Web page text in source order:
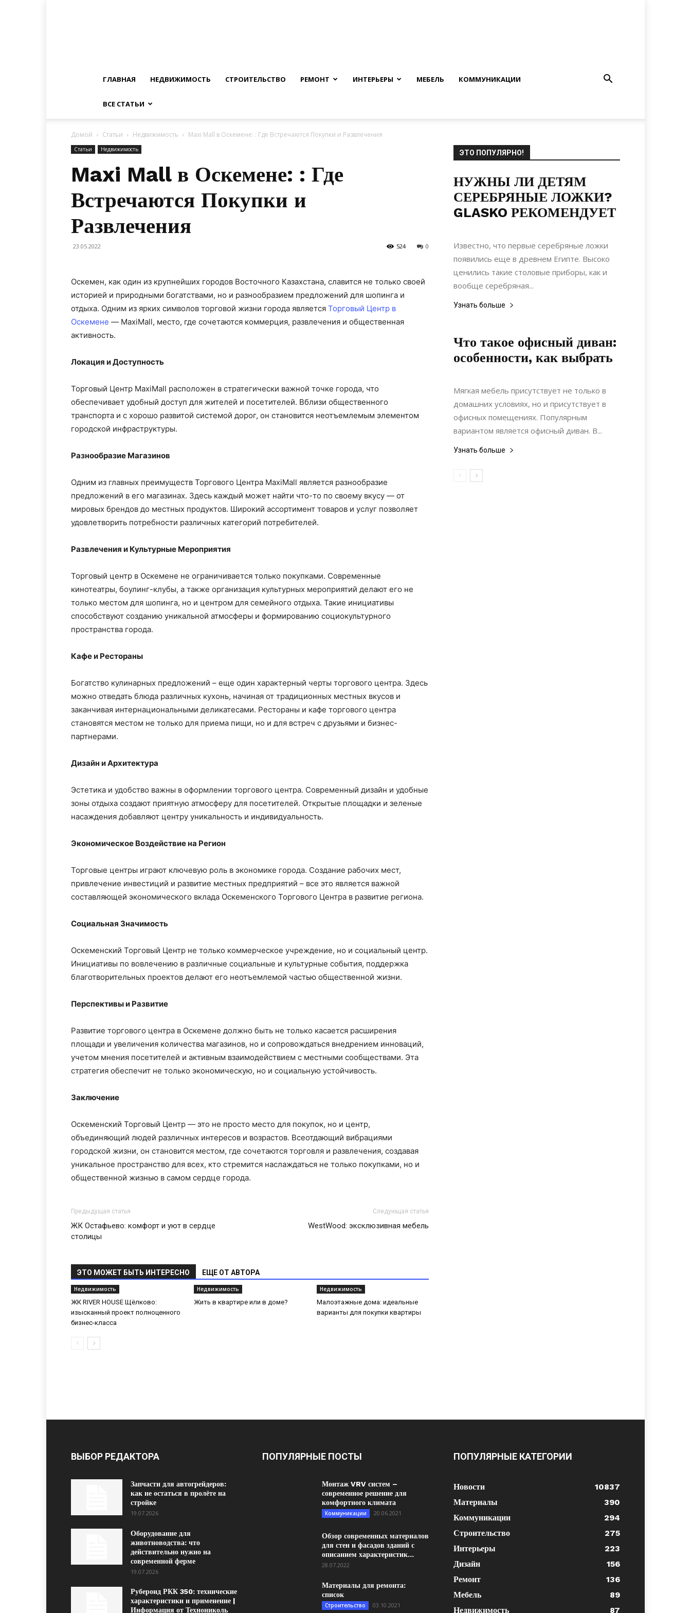
ГЛАВНАЯ НЕДВИЖИМОСТЬ СТРОИТЕЛЬСТВО РЕМОНТ ИНТЕРЬЕРЫ МЕБЕЛЬ КОММУНИКАЦИИ
ВСЕ СТАТЬИ
Домой Статьи Недвижимость Maxi Mall в Оскемене: : Где Встречаются Покупки и Развлечения
Статьи Недвижимость
Maxi Mall в Оскемене: : Где
Встречаются Покупки и
Развлечения
23.05.2022 0
524
Оскемен, как один из крупнейших городов Восточного Казахстана, славится не только своей
историей и природными богатствами, но и разнообразием предложений для шопинга и
отдыха. Одним из ярких символов торговой жизни города является Торговый Центр в
Оскемене — MaxiMall, место, где сочетаются коммерция, развлечения и общественная
активность.
Локация и Доступность
Торговый Центр MaxiMall расположен в стратегически важной точке города, что
обеспечивает удобный доступ для жителей и посетителей. Вблизи общественного
транспорта и с хорошо развитой системой дорог, он становится неотъемлемым элементом
городской инфраструктуры.
Разнообразие Магазинов
Одним из главных преимуществ Торгового Центра MaxiMall является разнообразие
предложений в его магазинах. Здесь каждый может найти что-то по своему вкусу — от
мировых брендов до местных продуктов. Широкий ассортимент товаров и услуг позволяет
удовлетворить потребности различных категорий потребителей.
Развлечения и Культурные Мероприятия
Торговый центр в Оскемене не ограничивается только покупками. Современные
кинотеатры, боулинг-клубы, а также организация культурных мероприятий делают его не
только местом для шопинга, но и центром для семейного отдыха. Такие инициативы
способствуют созданию уникальной атмосферы и формированию социокультурного
пространства города.
Кафе и Рестораны
Богатство кулинарных предложений – еще один характерный черты торгового центра. Здесь
можно отведать блюда различных кухонь, начиная от традиционных местных вкусов и
заканчивая интернациональными деликатесами. Рестораны и кафе торгового центра
становятся местом не только для приема пищи, но и для встреч с друзьями и бизнес-
партнерами.
Дизайн и Архитектура
Эстетика и удобство важны в оформлении торгового центра. Современный дизайн и удобные
зоны отдыха создают приятную атмосферу для посетителей. Открытые площадки и зеленые
насаждения добавляют центру уникальность и индивидуальность.
Экономическое Воздействие на Регион
Торговые центры играют ключевую роль в экономике города. Создание рабочих мест,
привлечение инвестиций и развитие местных предприятий – все это является важной
составляющей экономического вклада Оскеменского Торгового Центра в развитие региона.
Социальная Значимость
Оскеменский Торговый Центр не только коммерческое учреждение, но и социальный центр.
Инициативы по вовлечению в различные социальные и культурные события, поддержка
благотворительных проектов делают его неотъемлемой частью общественной жизни.
Перспективы и Развитие
Развитие торгового центра в Оскемене должно быть не только касается расширения
площади и увеличения количества магазинов, но и сопровождаться внедрением инноваций,
учетом мнения посетителей и активным взаимодействием с местными сообществами. Эта
стратегия обеспечит не только экономическую, но и социальную устойчивость.
Заключение
Оскеменский Торговый Центр — это не просто место для покупок, но и центр,
объединяющий людей различных интересов и возрастов. Всеотдающий вибрациями
городской жизни, он становится местом, где сочетаются торговля и развлечения, создавая
уникальное пространство для всех, кто стремится наслаждаться не только покупками, но и
общественной жизнью в самом сердце города.
Предыдущая статья
ЖК Остафьево: комфорт и уют в сердце
столицы
Следующая статья
WestWood: эксклюзивная мебель
ЭТО МОЖЕТ БЫТЬ ИНТЕРЕСНО ЕЩЕ ОТ АВТОРА
Недвижимость
ЖК RIVER HOUSE Щёлково:
изысканный проект полноценного
бизнес-класса
Недвижимость
Жить в квартире или в доме?
Недвижимость
Малоэтажные дома: идеальные
варианты для покупки квартиры
ЭТО ПОПУЛЯРНО!
НУЖНЫ ЛИ ДЕТЯМ
СЕРЕБРЯНЫЕ ЛОЖКИ?
GLASKO РЕКОМЕНДУЕТ
23.05.2019 0
Известно, что первые серебряные ложки
появились еще в древнем Египте. Высоко
ценились такие столовые приборы, как и
вообще серебряная...
Узнать больше
Что такое офисный диван:
особенности, как выбрать
26.05.2021 0
Мягкая мебель присутствует не только в
домашних условиях, но и присутствует в
офисных помещениях. Популярным
вариантом является офисный диван. В...
Узнать больше
ВЫБОР РЕДАКТОРА
Запчасти для автогрейдеров:
как не остаться в пролёте на
стройке
19.07.2026
Оборудование для
животноводства: что
действительно нужно на
современной ферме
19.07.2026
Рубероид РКК 350: технические
характеристики и применение |
Информация от Технониколь
ПОПУЛЯРНЫЕ ПОСТЫ
Монтаж VRV систем –
современное решение для
комфортного климата
Коммуникации 20.06.2021
Обзор современных материалов
для стен и фасадов зданий с
описанием характеристик...
28.07.2022
Материалы для ремонта:
список
Строительство 03.10.2021
ПОПУЛЯРНЫЕ КАТЕГОРИИ
Новости
10837
Материалы
390
Коммуникации
294
Строительство
275
Интерьеры
223
Дизайн
156
Ремонт
136
Мебель
89
Недвижимость
87